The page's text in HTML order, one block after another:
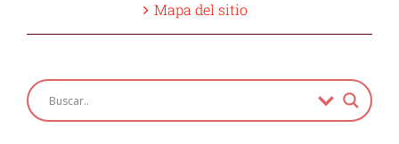
Mapa del sitio